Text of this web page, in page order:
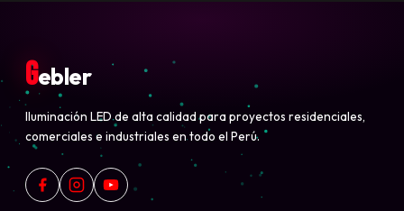
Gebler
Iluminación LED de alta calidad para proyectos residenciales,
comerciales e industriales en todo el Perú.